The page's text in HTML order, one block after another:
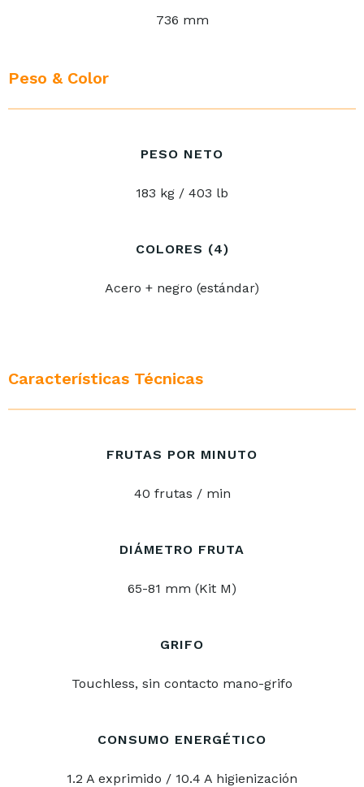
736 mm
Peso & Color
PESO NETO
183 kg / 403 lb
COLORES (4)
Acero + negro (estándar)
Características Técnicas
FRUTAS POR MINUTO
40 frutas / min
DIÁMETRO FRUTA
65-81 mm (Kit M)
GRIFO
Touchless, sin contacto mano-grifo
CONSUMO ENERGÉTICO
1.2 A exprimido / 10.4 A higienización